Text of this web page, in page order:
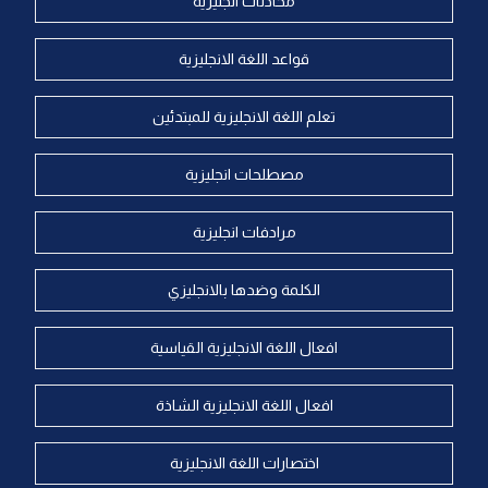
قواعد اللغة الانجليزية
تعلم اللغة الانجليزية للمبتدئين
مصطلحات انجليزية
مرادفات انجليزية
الكلمة وضدها بالانجليزي
افعال اللغة الانجليزية القياسية
افعال اللغة الانجليزية الشاذة
اختصارات اللغة الانجليزية